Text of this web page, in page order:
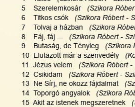
5    Szerelemkosár
(Szikora
6    Titkos csók
(Szikora Róbert -
7    Tolvaj a házban
(Szikora
8    Fáj, fáj ...
(Szikora Róbert -
9    Butaság, de Tényleg
(Szikora
10  Elutazott már a szenvedély
11  Jézus velem
(Szikora Róbert
12  Csikidam
(Szikora Róbert -
13  Ne Sírj, ne okozz fájdalmat
14  Toporgó angyalok
(Szikora
15  Akit az istenek megszeretnek